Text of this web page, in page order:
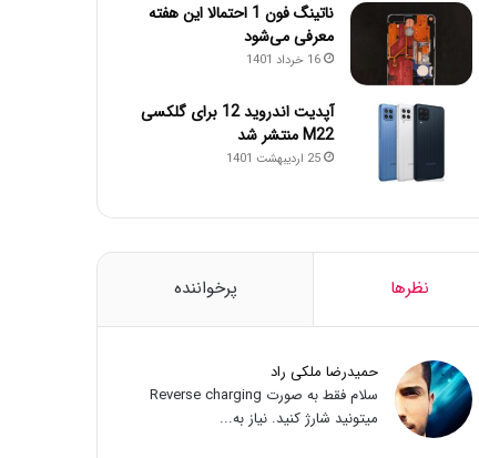
ناتینگ فون 1 احتمالا این هفته
معرفی می‌شود
16 خرداد 1401
آپدیت اندروید 12 برای گلکسی
M22 منتشر شد
25 اردیبهشت 1401
نظرها پرخواننده
حمیدرضا ملکی راد
سلام فقط به صورت Reverse charging
میتونید شارژ کنید. نیاز به...